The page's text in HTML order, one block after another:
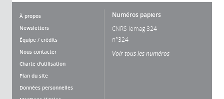
À propos
Newsletters
Équipe / crédits
Nous contacter
Charte d'utilisation
Plan du site
Données personnelles
Numéros papiers
CNRS lemag 324
n°324
Voir tous les numéros